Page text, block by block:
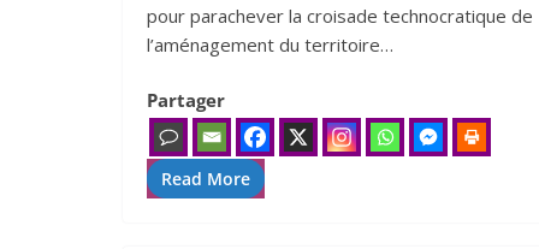
pour parachever la croisade technocratique de
l’aménagement du territoire…
Partager
Read More